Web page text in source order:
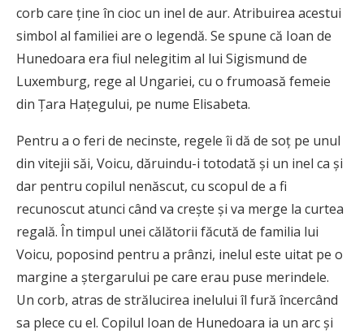
corb care ține în cioc un inel de aur. Atribuirea acestui
simbol al familiei are o legendă. Se spune că Ioan de
Hunedoara era fiul nelegitim al lui Sigismund de
Luxemburg, rege al Ungariei, cu o frumoasă femeie
din Țara Hațegului, pe nume Elisabeta.
Pentru a o feri de necinste, regele îi dă de soț pe unul
din vitejii săi, Voicu, dăruindu-i totodată și un inel ca și
dar pentru copilul nenăscut, cu scopul de a fi
recunoscut atunci când va crește și va merge la curtea
regală. În timpul unei călătorii făcută de familia lui
Voicu, poposind pentru a prânzi, inelul este uitat pe o
margine a ștergarului pe care erau puse merindele.
Un corb, atras de strălucirea inelului îl fură încercând
sa plece cu el. Copilul Ioan de Hunedoara ia un arc și